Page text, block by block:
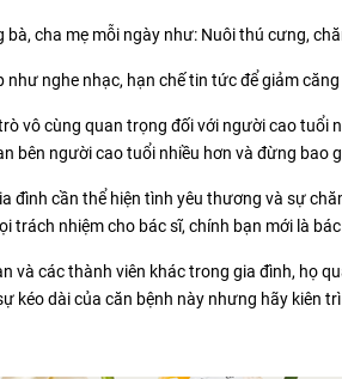
bà, cha mẹ mỗi ngày như: Nuôi thú cưng,
như nghe nhạc, hạn chế tin tức để giảm
vô cùng quan trọng đối với người cao tuổi
bên người cao tuổi nhiều hơn và đừng bao
đình cần thể hiện tình yêu thương và sự
trách nhiệm cho bác sĩ, chính bạn mới là
và các thành viên khác trong gia đình, họ
kéo dài của căn bệnh này nhưng hãy kiên